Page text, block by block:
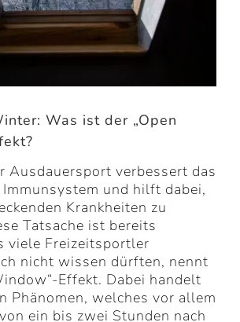
Was ist der „Open
Ausdauersport verbessert das
Immunsystem und hilft dabei,
Krankheiten zu
Tatsache ist bereits
viele Freizeitsportler
nicht wissen dürften, nennt
Effekt. Dabei handelt
Phänomen, welches vor allem
ein bis zwei Stunden nach